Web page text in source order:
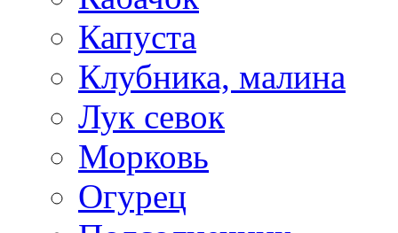
Капуста
Клубника, малина
Лук севок
Морковь
Огурец